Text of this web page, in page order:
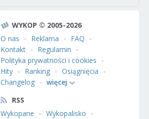
WYKOP © 2005-2026
O nas
Reklama
FAQ
Kontakt
Regulamin
Polityka prywatności i cookies
Hity
Ranking
Osiągnięcia
Changelog
więcej
RSS
Wykopane
Wykopalisko